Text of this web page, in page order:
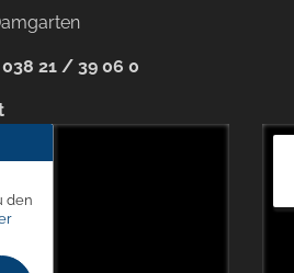
038 21 / 39 06 0
den